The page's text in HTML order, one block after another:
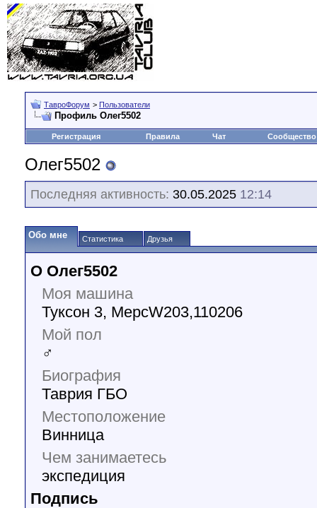
ТавроФорум > Пользователи
Профиль Олег5502
Регистрация Правила Чат Сообщество
Олег5502
Последняя активность: 30.05.2025 12:14
Обо мне Статистика Друзья
О Олег5502
Моя машина
Туксон 3, МерсW203,110206
Мой пол
♂
Биография
Таврия ГБО
Местоположение
Винница
Чем занимаетесь
экспедиция
Подпись